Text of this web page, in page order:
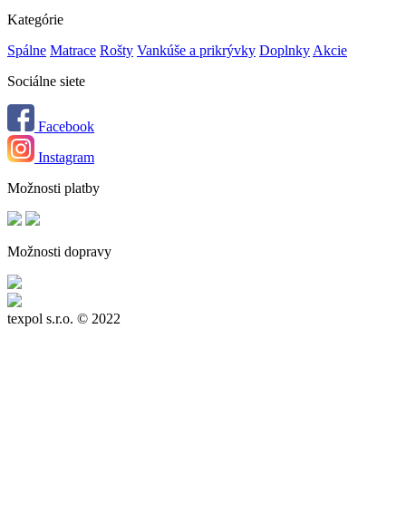
Kategórie
Spálne Matrace Rošty Vankúše a prikrývky DoplnkyAkcie
Sociálne siete
Facebook
Instagram
Možnosti platby
Možnosti dopravy
texpol s.r.o. © 2022